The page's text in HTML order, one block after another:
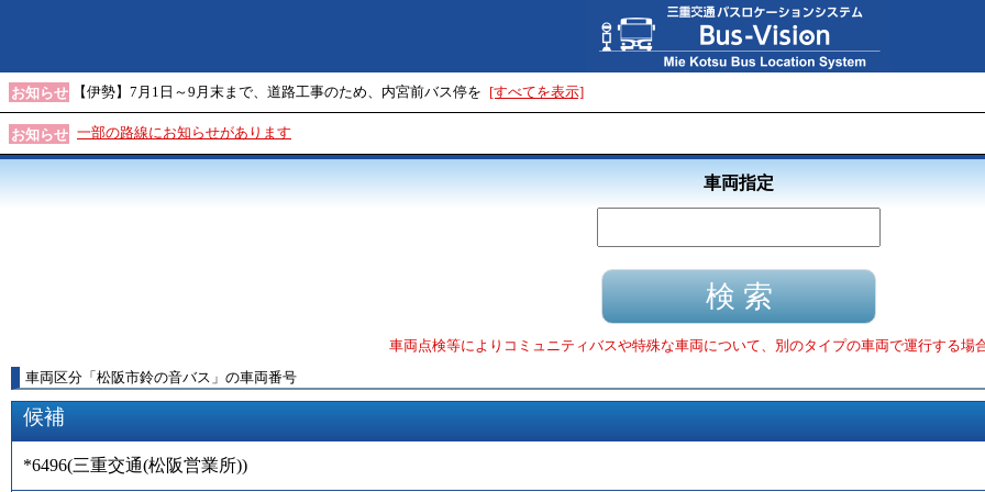
お知らせ 【伊勢】7月1日～9月末まで、道路工事のため、内宮前バス停を [すべてを表示]
お知らせ 一部の路線にお知らせがあります
車両指定
車両点検等によりコミュニティバスや特殊な車両について、別のタイプの車両で運行する場
車両区分 「 松阪市鈴の音バス 」 の車両番号
候補
*6496(三重交通(松阪営業所))